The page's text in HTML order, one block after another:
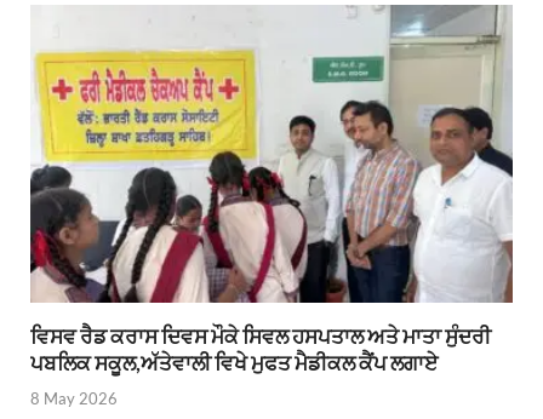
ਵਿਸਵ ਰੈਡ ਕਰਾਸ ਦਿਵਸ ਮੌਕੇ ਸਿਵਲ ਹਸਪਤਾਲ ਅਤੇ ਮਾਤਾ ਸੁੰਦਰੀ
ਪਬਲਿਕ ਸਕੂਲ,ਅੱਤੇਵਾਲੀ ਵਿਖੇ ਮੁਫਤ ਮੈਡੀਕਲ ਕੈਂਪ ਲਗਾਏ
8 May 2026